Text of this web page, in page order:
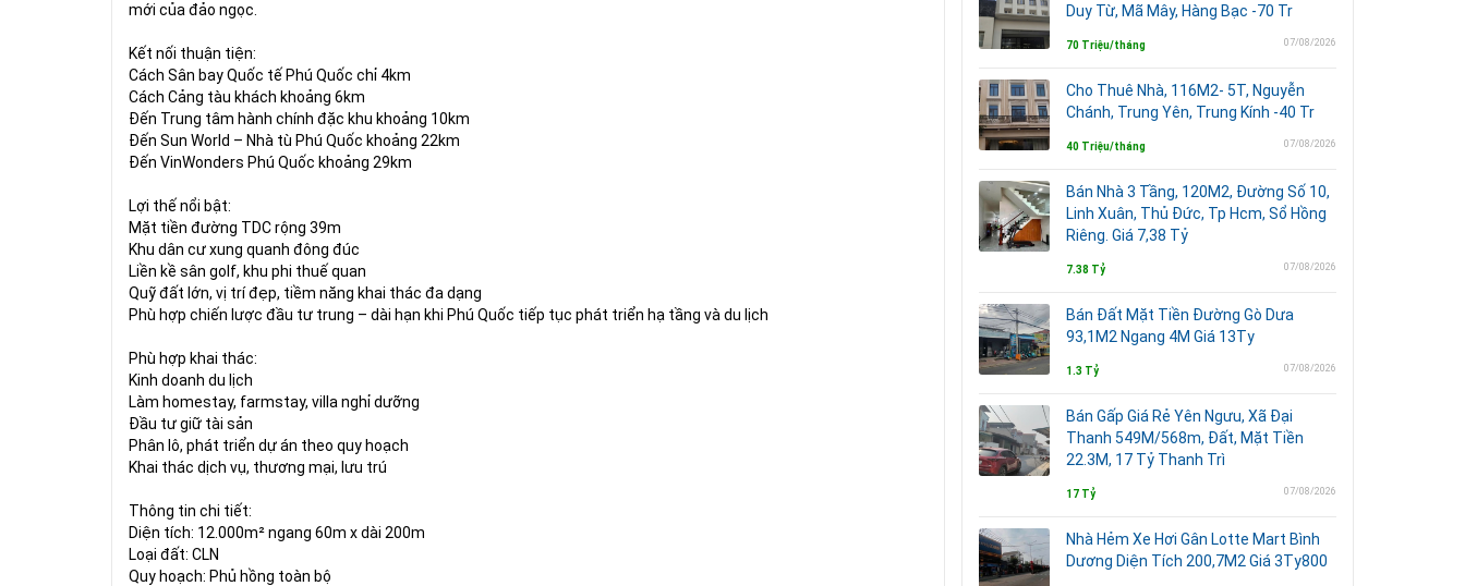
mới của đảo ngọc.
Kết nối thuận tiện:
Cách Sân bay Quốc tế Phú Quốc chỉ 4km
Cách Cảng tàu khách khoảng 6km
Đến Trung tâm hành chính đặc khu khoảng 10km
Đến Sun World – Nhà tù Phú Quốc khoảng 22km
Đến VinWonders Phú Quốc khoảng 29km
Lợi thế nổi bật:
Mặt tiền đường TDC rộng 39m
Khu dân cư xung quanh đông đúc
Liền kề sân golf, khu phi thuế quan
Quỹ đất lớn, vị trí đẹp, tiềm năng khai thác đa dạng
Phù hợp chiến lược đầu tư trung – dài hạn khi Phú Quốc tiếp tục phát triển hạ tầng và du lịch
Phù hợp khai thác:
Kinh doanh du lịch
Làm homestay, farmstay, villa nghỉ dưỡng
Đầu tư giữ tài sản
Phân lô, phát triển dự án theo quy hoạch
Khai thác dịch vụ, thương mại, lưu trú
Thông tin chi tiết:
Diện tích: 12.000m² ngang 60m x dài 200m
Loại đất: CLN
Quy hoạch: Phủ hồng toàn bộ
Duy Từ, Mã Mây, Hàng Bạc -70 Tr
70 Triệu/tháng 07/08/2026
Cho Thuê Nhà, 116M2- 5T, Nguyễn
Chánh, Trung Yên, Trung Kính -40 Tr
40 Triệu/tháng 07/08/2026
Bán Nhà 3 Tầng, 120M2, Đường Số 10,
Linh Xuân, Thủ Đức, Tp Hcm, Sổ Hồng
Riêng. Giá 7,38 Tỷ
7.38 Tỷ 07/08/2026
Bán Đất Mặt Tiền Đường Gò Dưa
93,1M2 Ngang 4M Giá 13Ty
1.3 Tỷ 07/08/2026
Bán Gấp Giá Rẻ Yên Ngưu, Xã Đại
Thanh 549M/568m, Đất, Mặt Tiền
22.3M, 17 Tỷ Thanh Trì
17 Tỷ 07/08/2026
Nhà Hẻm Xe Hơi Gân Lotte Mart Bình
Dương Diện Tích 200,7M2 Giá 3Ty800